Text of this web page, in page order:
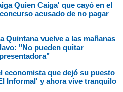
Quien Caiga' que cayó en el
acusado de no pagar
Quintana vuelve a las mañanas
"No pueden quitar
economista que dejó su puesto
Informal' y ahora vive tranquilo